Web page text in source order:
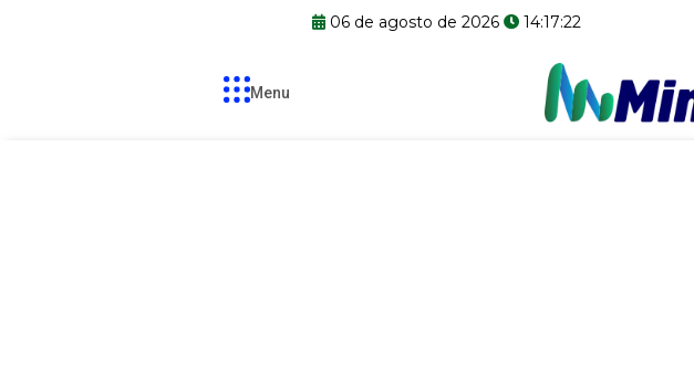
06 de agosto de 2026 14:17:23
Menu